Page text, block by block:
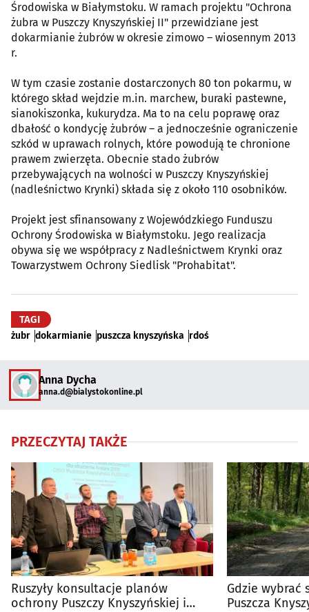
Środowiska w Białymstoku. W ramach projektu "Ochrona
żubra w Puszczy Knyszyńskiej II" przewidziane jest
dokarmianie żubrów w okresie zimowo – wiosennym 2013
r.
W tym czasie zostanie dostarczonych 80 ton pokarmu, w
którego skład wejdzie m.in. marchew, buraki pastewne,
sianokiszonka, kukurydza. Ma to na celu poprawę oraz
dbałość o kondycję żubrów – a jednocześnie ograniczenie
szkód w uprawach rolnych, które powodują te chronione
prawem zwierzęta. Obecnie stado żubrów
przebywających na wolności w Puszczy Knyszyńskiej
(nadleśnictwo Krynki) składa się z około 110 osobników.
Projekt jest sfinansowany z Wojewódzkiego Funduszu
Ochrony Środowiska w Białymstoku. Jego realizacja
obywa się we współpracy z Nadleśnictwem Krynki oraz
Towarzystwem Ochrony Siedlisk "Prohabitat".
TAGI
żubr dokarmianie puszcza knyszyńska rdoś
Anna Dycha
anna.d@bialystokonline.pl
PRZECZYTAJ TAKŻE
Ruszyły konsultacje planów
ochrony Puszczy Knyszyńskiej i
Gdzie wybrać
Puszcza